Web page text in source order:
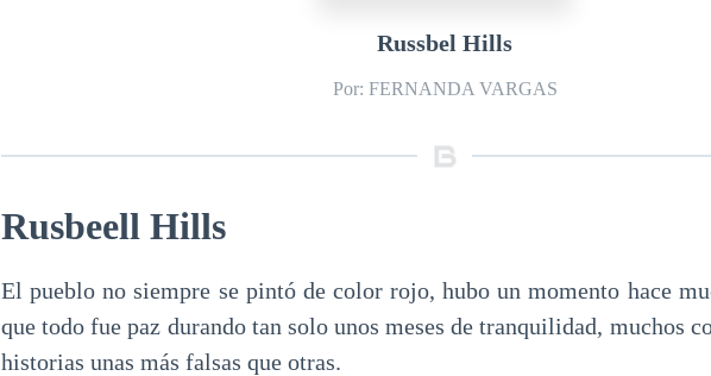
Russbel Hills
Por: FERNANDA VARGAS
Rusbeell Hills
El pueblo no siempre se pintó de color rojo, hubo un momento hace
que todo fue paz durando tan solo unos meses de tranquilidad, muchos
historias unas más falsas que otras.